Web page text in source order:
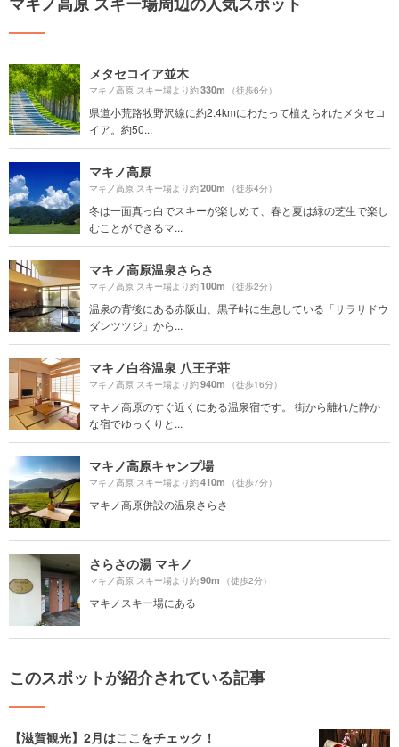
メタセコイア並木
マキノ高原 スキー場より約330m （徒歩6分）
県道小荒路牧野沢線に約2.4kmにわたって植えられたメタセコ
イア。約50...
マキノ高原
マキノ高原 スキー場より約200m （徒歩4分）
冬は一面真っ白でスキーが楽しめて、春と夏は緑の芝生で楽し
むことができるマ...
マキノ高原温泉さらさ
マキノ高原 スキー場より約100m （徒歩2分）
温泉の背後にある赤阪山、黒子峠に生息している「サラサドウ
ダンツツジ」から...
マキノ白谷温泉 八王子荘
マキノ高原 スキー場より約940m （徒歩16分）
マキノ高原のすぐ近くにある温泉宿です。 街から離れた静か
な宿でゆっくりと...
マキノ高原キャンプ場
マキノ高原 スキー場より約410m （徒歩7分）
マキノ高原併設の温泉さらさ
さらさの湯 マキノ
マキノ高原 スキー場より約90m （徒歩2分）
マキノスキー場にある
このスポットが紹介されている記事
【滋賀観光】2月はここをチェック！